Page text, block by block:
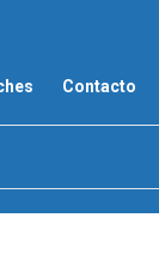
Contacto